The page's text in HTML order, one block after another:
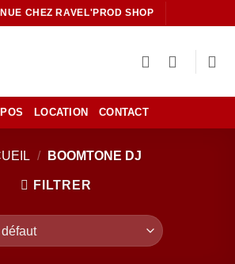
CHEZ RAVEL'PROD SHOP
LOCATION CONTACT
/ BOOMTONE DJ
FILTRER